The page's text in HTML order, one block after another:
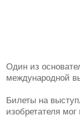
Один из
международной
Билеты на
изобретателя